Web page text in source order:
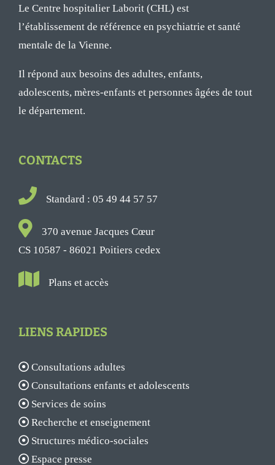
Le Centre hospitalier Laborit (CHL) est
l’établissement de référence en psychiatrie et santé
mentale de la Vienne.
Il répond aux besoins des adultes, enfants,
adolescents, mères-enfants et personnes âgées de tout
le département.
CONTACTS
Standard : 05 49 44 57 57
370 avenue Jacques Cœur
CS 10587 - 86021 Poitiers cedex
Plans et accès
LIENS RAPIDES
Consultations adultes
Consultations enfants et adolescents
Services de soins
Recherche et enseignement
Structures médico-sociales
Espace presse